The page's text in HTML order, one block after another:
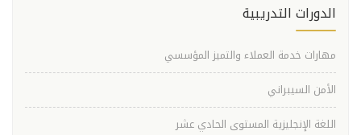
الدورات التدريبية
مهارات خدمة العملاء والتميز المؤسسي
الأمن السيبراني
اللغة الإنجليزية المستوى الحادي عشر